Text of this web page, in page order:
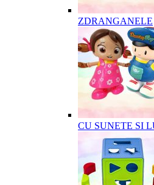
ZDRANGANELE
CU SUNETE SI